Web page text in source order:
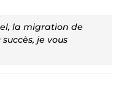
la migration de
je vous